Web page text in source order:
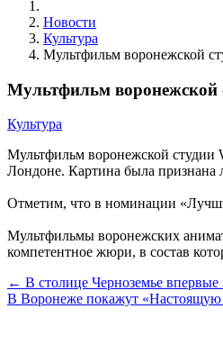
Новости
Культура
Мультфильм воронежской
Мультфильм воронежской
Культура
Мультфильм воронежской студии
Лондоне. Картина была
Отметим, что в номинации
Мультфильмы воронежских
компетентное жюри, в состав
← В столице Черноземье
В Воронеже покажут